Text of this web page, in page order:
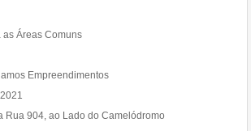
as Áreas Comuns
Empreendimentos
Rua 904, ao Lado do Camelódromo